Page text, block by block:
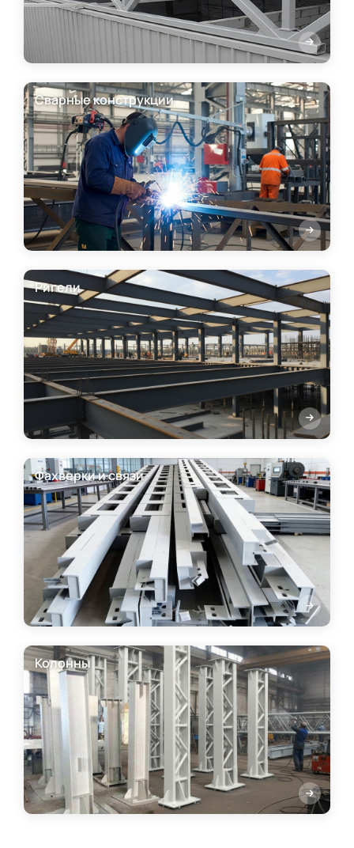
Сварные конструкции
Ригели
Фахверки и связи
Колонны